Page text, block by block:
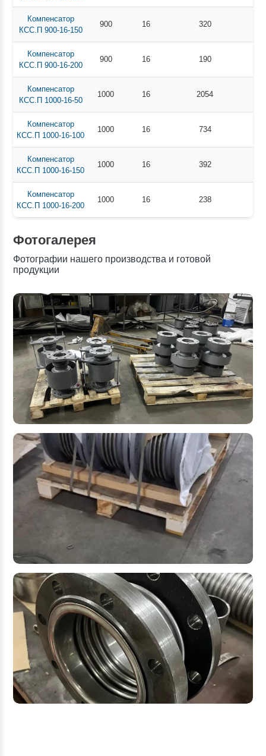
Компенсатор
КСС.П 900-16-150
900 16 320
Компенсатор
КСС.П 900-16-200
900 16 190
Компенсатор
КСС.П 1000-16-50
1000 16 2054
Компенсатор
КСС.П 1000-16-100
1000 16 734
Компенсатор
КСС.П 1000-16-150
1000 16 392
Компенсатор
КСС.П 1000-16-200
1000 16 238
Фотогалерея
Фотографии нашего производства и готовой
продукции